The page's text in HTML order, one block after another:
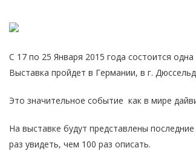
С 17 по 25 Января 2015 года состоится
Выставка пройдет в Германии, в г.
Это значительное событие как в мире
На выставке будут представлены
раз увидеть, чем 100 раз описать.